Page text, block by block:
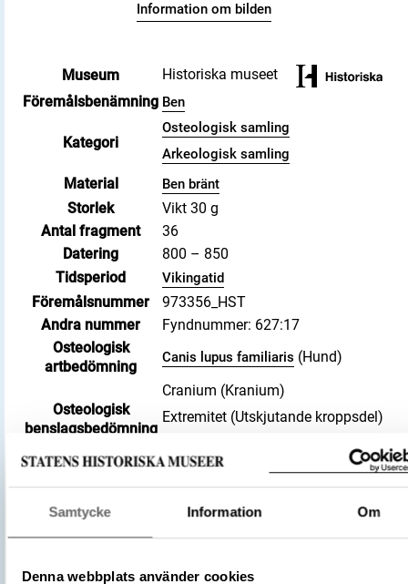
Samtycke Information Om
Denna webbplats använder cookies
Museum
Historiska museet
Föremålsbenämning Ben
Kategori
Osteologisk samling
Arkeologisk samling
Material Ben bränt
Storlek
Vikt 30 g
Antal fragment
36
Datering
800 – 850
Tidsperiod
Vikingatid
Föremålsnummer
973356_HST
Andra nummer
Fyndnummer: 627:17
Osteologisk
artbedömning
Canis lupus familiaris (Hund)
Osteologisk
benslagsbedömning
Cranium (Kranium)
Extremitet (Utskjutande kroppsdel)
Accessionsdatum
2024-07-04
Förvärvsmetod
KML
Förvärvsdatum
2004
Plats: Valsta, Fornlämning:
Information om bilden